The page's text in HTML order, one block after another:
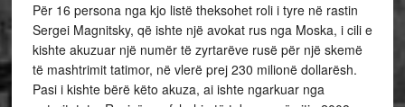
Për 16 persona nga kjo listë theksohet roli i tyre në rastin
Sergei Magnitsky, që ishte një avokat rus nga Moska, i cili e
kishte akuzuar një numër të zyrtarëve rusë për një skemë
të mashtrimit tatimor, në vlerë prej 230 milionë dollarësh.
Pasi i kishte bërë këto akuza, ai ishte ngarkuar nga